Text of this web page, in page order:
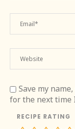
Save my
for the next time
RECIPE RATING